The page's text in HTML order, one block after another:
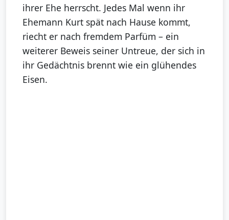
ihrer Ehe herrscht. Jedes Mal wenn ihr
Ehemann Kurt spät nach Hause kommt,
riecht er nach fremdem Parfüm – ein
weiterer Beweis seiner Untreue, der sich in
ihr Gedächtnis brennt wie ein glühendes
Eisen.